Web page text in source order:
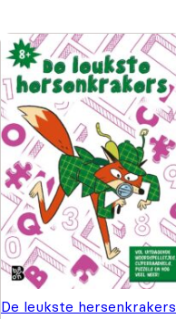
De leukste hersenkrakers